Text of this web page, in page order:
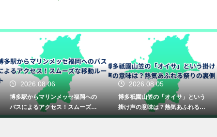
2026.08.06
博多駅からマリンメッセ福岡への
バスによるアクセス！スムーズな
移動ルート
2026.08.05
博多祇園山笠の「オイサ」という
掛け声の意味は？熱気あふれる祭
りの裏側！